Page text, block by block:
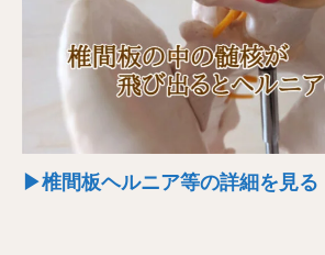
▶椎間板ヘルニア等の詳細を見る